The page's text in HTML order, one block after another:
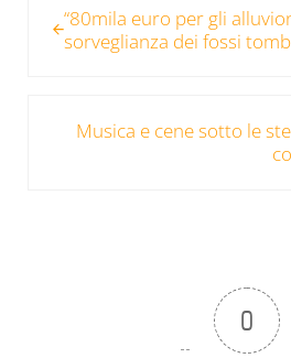
“80mila euro per gli
sorveglianza dei fossi
Musica e cene sotto le
0